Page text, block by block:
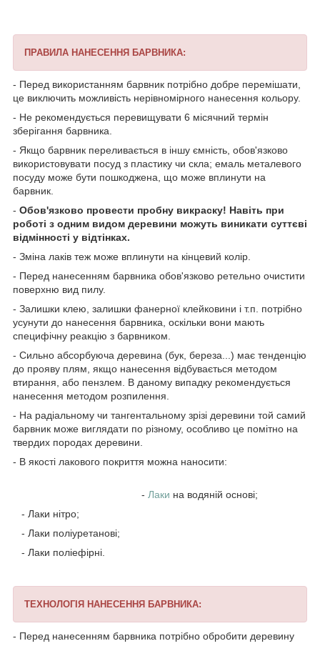
ПРАВИЛА НАНЕСЕННЯ БАРВНИКА:
- Перед використанням барвник потрібно добре перемішати,
це виключить можливість нерівномірного нанесення кольору.
- Не рекомендується перевищувати 6 місячний термін
зберігання барвника.
- Якщо барвник переливається в іншу ємність, обов'язково
використовувати посуд з пластику чи скла; емаль металевого
посуду може бути пошкоджена, що може вплинути на
барвник.
- Обов'язково провести пробну викраску! Навіть при
роботі з одним видом деревини можуть виникати суттєві
відмінності у відтінках.
- Зміна лаків теж може вплинути на кінцевий колір.
- Перед нанесенням барвника обов'язково ретельно очистити
поверхню вид пилу.
- Залишки клею, залишки фанерної клейковини і т.п. потрібно
усунути до нанесення барвника, оскільки вони мають
специфічну реакцію з барвником.
- Сильно абсорбуюча деревина (бук, береза...) має тенденцію
до прояву плям, якщо нанесення відбувається методом
втирання, або пензлем. В даному випадку рекомендується
нанесення методом розпилення.
- На радіальному чи тангентальному зрізі деревини той самий
барвник може виглядати по різному, особливо це помітно на
твердих породах деревини.
- В якості лакового покриття можна наносити:
- Лаки на водяній основі;
- Лаки нітро;
- Лаки поліуретанові;
- Лаки поліефірні.
ТЕХНОЛОГІЯ НАНЕСЕННЯ БАРВНИКА:
- Перед нанесенням барвника потрібно обробити деревину